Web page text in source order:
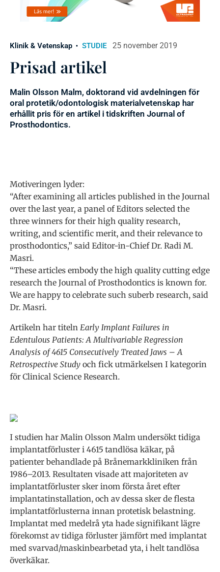
Klinik & Vetenskap STUDIE 25 november 2019
Prisad artikel
Malin Olsson Malm, doktorand vid avdelningen för
oral protetik/odontologisk materialvetenskap har
erhållit pris för en artikel i tidskriften Journal of
Prosthodontics.
Motiveringen lyder:
“After examining all articles published in the Journal
over the last year, a panel of Editors selected the
three winners for their high quality research,
writing, and scientific merit, and their relevance to
prosthodontics,” said Editor-in-Chief Dr. Radi M.
Masri.
“These articles embody the high quality cutting edge
research the Journal of Prosthodontics is known for.
We are happy to celebrate such suberb research, said
Dr. Masri.
Artikeln har titeln Early Implant Failures in
Edentulous Patients: A Multivariable Regression
Analysis of 4615 Consecutively Treated Jaws – A
Retrospective Study och fick utmärkelsen I kategorin
för Clinical Science Research.
I studien har Malin Olsson Malm undersökt tidiga
implantatförluster i 4615 tandlösa käkar, på
patienter behandlade på Brånemarkkliniken från
1986–2013. Resultaten visade att majoriteten av
implantatförluster sker inom första året efter
implantatinstallation, och av dessa sker de flesta
implantatförlusterna innan protetisk belastning.
Implantat med medelrå yta hade signifikant lägre
förekomst av tidiga förluster jämfört med implantat
med svarvad/maskinbearbetad yta, i helt tandlösa
överkäkar.